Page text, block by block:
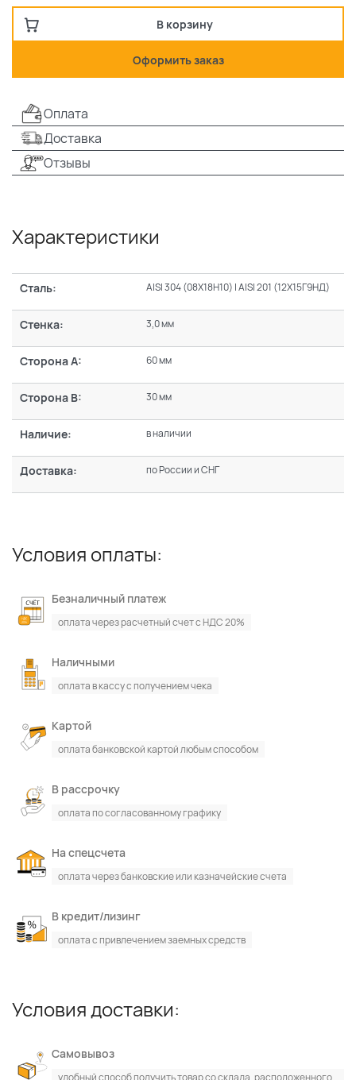
В корзину
Оформить заказ
Оплата
Доставка
Отзывы
Характеристики
Сталь: AISI 304 (08Х18Н10) | AISI 201 (12Х15Г9НД)
Стенка: 3,0 мм
Сторона А: 60 мм
Сторона В: 30 мм
Наличие: в наличии
Доставка: по России и СНГ
Условия оплаты:
Безналичный платеж
оплата через расчетный счет с НДС 20%
Наличными
оплата в кассу с получением чека
Картой
оплата банковской картой любым способом
В рассрочку
оплата по согласованному графику
На спецсчета
оплата через банковские или казначейские счета
В кредит/лизинг
оплата с привлечением заемных средств
Условия доставки:
Самовывоз
удобный способ получить товар со склада, расположенного